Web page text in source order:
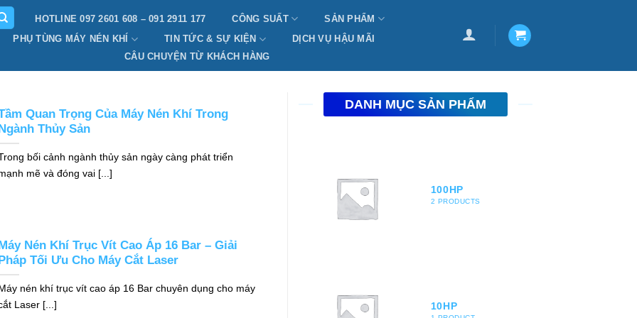
HOTLINE 097 2601 608 – 091 2911 177 CÔNG SUẤT
SẢN PHẨM
PHỤ TÙNG MÁY NÉN KHÍ
TIN TỨC & SỰ KIỆN
DỊCH VỤ HẬU MÃI
CÂU CHUYỆN TỪ KHÁCH HÀNG
Quan Trọng Của Máy Nén Khí Trong
Ngành Thủy Sản
bối cảnh ngành thủy sản ngày càng phát triển
mẽ và đóng vai [...]
Máy Nén Khí Trục Vít Cao Áp 16 Bar – Giải
Pháp Tối Ưu Cho Máy Cắt Laser
nén khí trục vít cao áp 16 Bar chuyên dụng cho máy
Laser [...]
DANH MỤC SẢN PHẨM
100HP
2 PRODUCTS
10HP